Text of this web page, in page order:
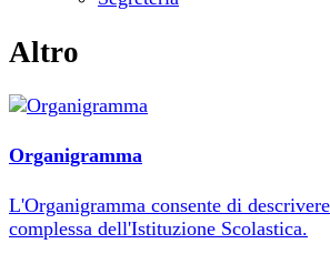
Altro
Organigramma
L'Organigramma consente di
complessa dell'Istituzione Scolastica.